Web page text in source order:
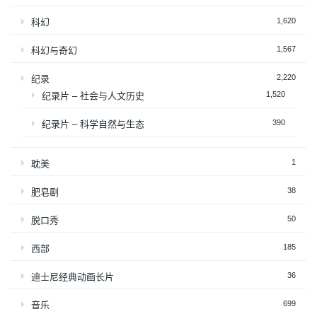
科幻 1,620
科幻与奇幻 1,567
纪录 2,220
纪录片 – 社会与人文历史 1,520
纪录片 – 科学自然与生态 390
耽美 1
肥皂剧 38
脱口秀 50
西部 185
迪士尼经典动画长片 36
音乐 699